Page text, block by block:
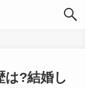
は?結婚し